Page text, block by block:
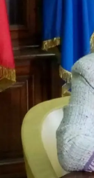
CULTURA
AMBIENTE
Streaming
LAC TV
LAC NETWORK
LAC ONAIR